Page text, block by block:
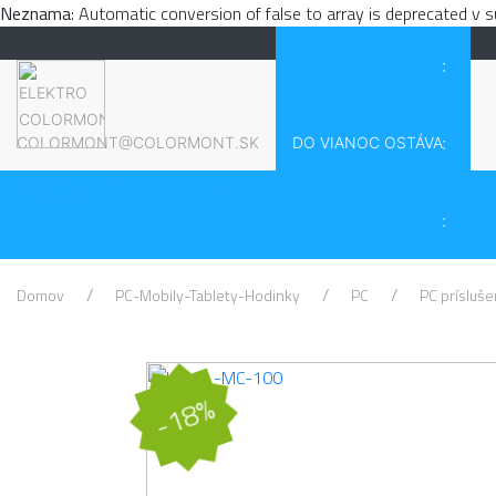
Neznama: Automatic conversion of false to array is deprecated v
COLORMONT@COLORMONT.SK DO VIANOC OSTÁVA
:
:
:
Domov PC-Mobily-Tablety-Hodinky PC PC
-18%